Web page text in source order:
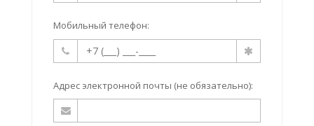
Мобильный телефон:
Адрес электронной почты (не обязательно):